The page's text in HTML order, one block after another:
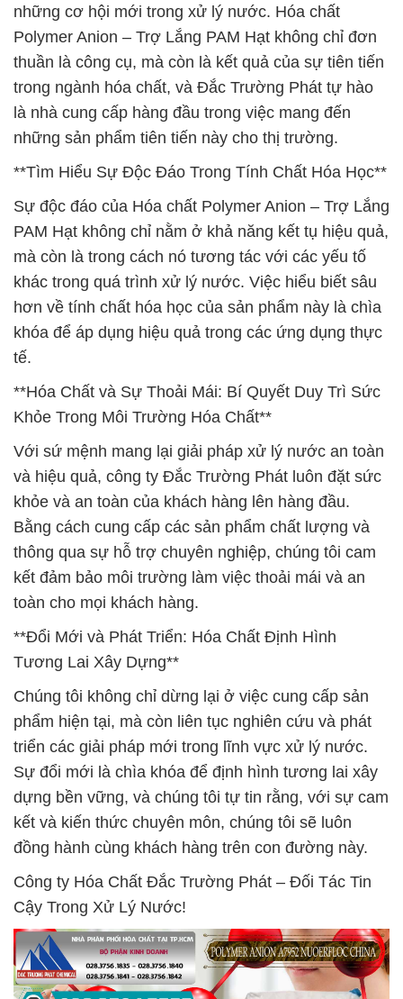
những cơ hội mới trong xử lý nước. Hóa chất
Polymer Anion – Trợ Lắng PAM Hạt không chỉ đơn
thuần là công cụ, mà còn là kết quả của sự tiên tiến
trong ngành hóa chất, và Đắc Trường Phát tự hào
là nhà cung cấp hàng đầu trong việc mang đến
những sản phẩm tiên tiến này cho thị trường.
**Tìm Hiểu Sự Độc Đáo Trong Tính Chất Hóa Học**
Sự độc đáo của Hóa chất Polymer Anion – Trợ Lắng
PAM Hạt không chỉ nằm ở khả năng kết tụ hiệu quả,
mà còn là trong cách nó tương tác với các yếu tố
khác trong quá trình xử lý nước. Việc hiểu biết sâu
hơn về tính chất hóa học của sản phẩm này là chìa
khóa để áp dụng hiệu quả trong các ứng dụng thực
tế.
**Hóa Chất và Sự Thoải Mái: Bí Quyết Duy Trì Sức
Khỏe Trong Môi Trường Hóa Chất**
Với sứ mệnh mang lại giải pháp xử lý nước an toàn
và hiệu quả, công ty Đắc Trường Phát luôn đặt sức
khỏe và an toàn của khách hàng lên hàng đầu.
Bằng cách cung cấp các sản phẩm chất lượng và
thông qua sự hỗ trợ chuyên nghiệp, chúng tôi cam
kết đảm bảo môi trường làm việc thoải mái và an
toàn cho mọi khách hàng.
**Đổi Mới và Phát Triển: Hóa Chất Định Hình
Tương Lai Xây Dựng**
Chúng tôi không chỉ dừng lại ở việc cung cấp sản
phẩm hiện tại, mà còn liên tục nghiên cứu và phát
triển các giải pháp mới trong lĩnh vực xử lý nước.
Sự đổi mới là chìa khóa để định hình tương lai xây
dựng bền vững, và chúng tôi tự tin rằng, với sự cam
kết và kiến thức chuyên môn, chúng tôi sẽ luôn
đồng hành cùng khách hàng trên con đường này.
Công ty Hóa Chất Đắc Trường Phát – Đối Tác Tin
Cậy Trong Xử Lý Nước!